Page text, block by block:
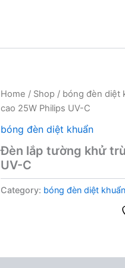
Home / Shop / bóng đèn diệt
cao 25W Philips UV-C
bóng đèn diệt khuẩn
Đèn lắp tường khử
UV-C
Category: bóng đèn diệt khuẩn